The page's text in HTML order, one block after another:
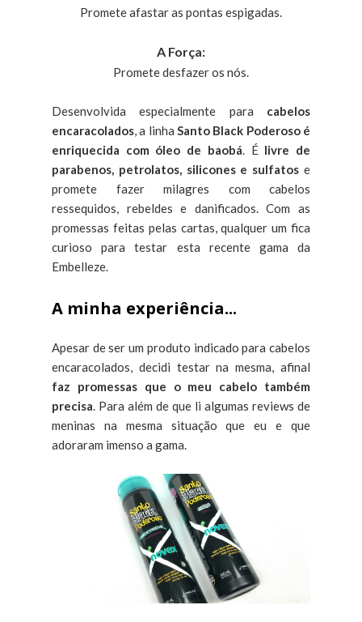
Promete afastar as pontas espigadas.
A Força:
Promete desfazer os nós.
Desenvolvida especialmente para cabelos
encaracolados, a linha Santo Black Poderoso é
enriquecida com óleo de baobá. É livre de
parabenos, petrolatos, silicones e sulfatos e
promete fazer milagres com cabelos
ressequidos, rebeldes e danificados. Com as
promessas feitas pelas cartas, qualquer um fica
curioso para testar esta recente gama da
Embelleze.
A minha experiência...
Apesar de ser um produto indicado para cabelos
encaracolados, decidi testar na mesma, afinal
faz promessas que o meu cabelo também
precisa. Para além de que li algumas reviews de
meninas na mesma situação que eu e que
adoraram imenso a gama.